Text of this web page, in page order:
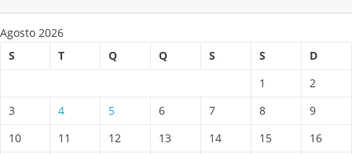
Agosto 2026
S
T Q Q S S
D
1
2
3
4 5 6 7 8
9
10
11 12 13 14 15
16